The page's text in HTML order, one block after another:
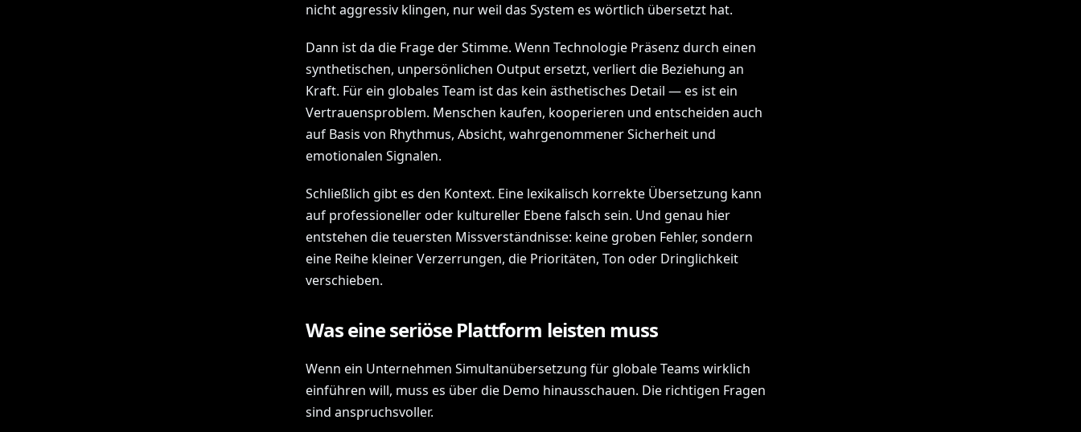
nicht aggressiv klingen, nur weil das System es wörtlich übersetzt hat.
Dann ist da die Frage der Stimme. Wenn Technologie Präsenz durch einen
synthetischen, unpersönlichen Output ersetzt, verliert die Beziehung an
Kraft. Für ein globales Team ist das kein ästhetisches Detail — es ist ein
Vertrauensproblem. Menschen kaufen, kooperieren und entscheiden auch
auf Basis von Rhythmus, Absicht, wahrgenommener Sicherheit und
emotionalen Signalen.
Schließlich gibt es den Kontext. Eine lexikalisch korrekte Übersetzung kann
auf professioneller oder kultureller Ebene falsch sein. Und genau hier
entstehen die teuersten Missverständnisse: keine groben Fehler, sondern
eine Reihe kleiner Verzerrungen, die Prioritäten, Ton oder Dringlichkeit
verschieben.
Was eine seriöse Plattform leisten muss
Wenn ein Unternehmen Simultanübersetzung für globale Teams wirklich
einführen will, muss es über die Demo hinausschauen. Die richtigen Fragen
sind anspruchsvoller.